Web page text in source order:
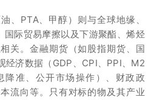
、PTA、甲醇）则与全球地缘、
国际贸易摩擦以及下游聚酯、烯烃
关。金融期货（如股指期货、国
经济数据（GDP、CPI、PPI、M2
降准、公开市场操作）、财政政
流向等。只有对标的物及其产业